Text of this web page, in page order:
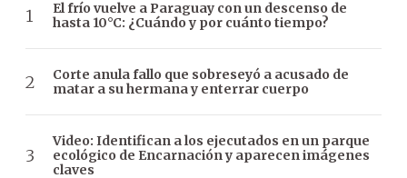
El frío vuelve a Paraguay con un descenso de
hasta 10°C: ¿Cuándo y por cuánto tiempo?
Corte anula fallo que sobreseyó a acusado de
matar a su hermana y enterrar cuerpo
Video: Identifican a los ejecutados en un parque
ecológico de Encarnación y aparecen imágenes
claves